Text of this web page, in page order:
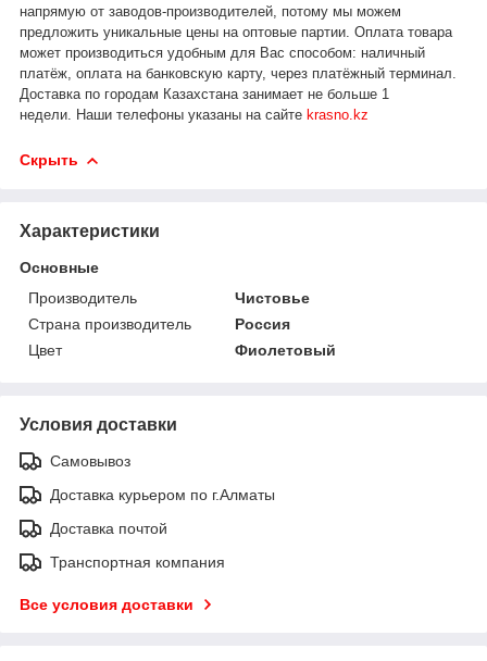
напрямую от заводов-производителей, потому мы можем
предложить уникальные цены на оптовые партии. Оплата товара
может производиться удобным для Вас способом: наличный
платёж, оплата на банковскую карту, через платёжный терминал.
Доставка по городам Казахстана занимает не больше 1
недели.
Наши телефоны указаны на сайте krasno.kz
Скрыть
Характеристики
Основные
Производитель
Чистовье
Страна производитель
Россия
Цвет
Фиолетовый
Условия доставки
Самовывоз
Доставка курьером по г.Алматы
Доставка почтой
Транспортная компания
Все условия доставки